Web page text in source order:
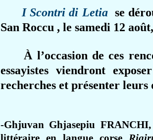
I Scontri di Letiase
San Roccu , le samedi 12
À l’occasion de ces
essayistes viendront
recherches et présenter
-Ghjuvan Ghjasepiu